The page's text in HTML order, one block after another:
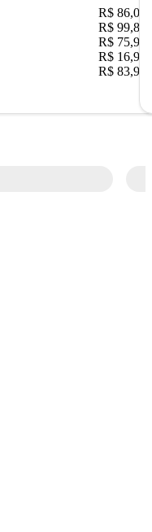
R$ 86,00
R$ 99,89
R$ 75,90
R$ 16,90
R$ 83,90